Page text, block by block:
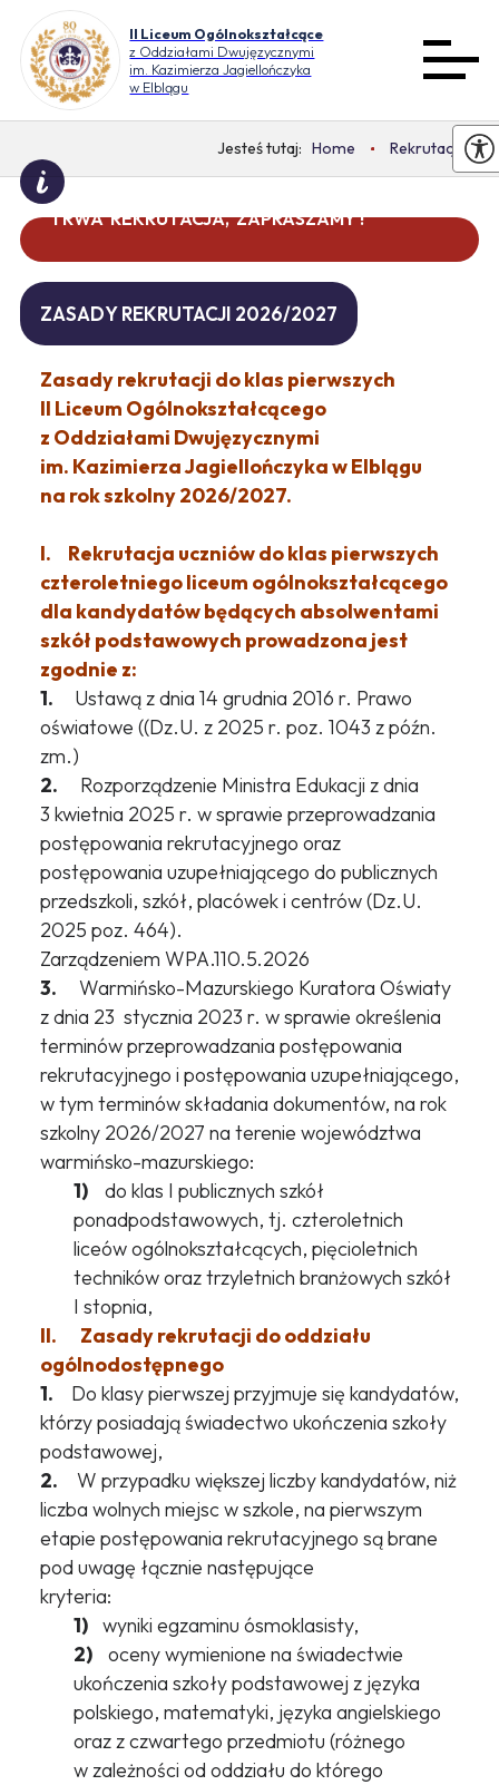
II Liceum Ogólnokształcące
z Oddziałami Dwujęzycznymi
im. Kazimierza Jagiellończyka
w Elblągu
Home Rekrutacja
TRWA REKRUTACJA, ZAPRASZAMY !
DO WAKACJI ZOSTAŁO 0 DNI
ZASADY REKRUTACJI 2026/2027
Zasady rekrutacji do klas pierwszych
II Liceum Ogólnokształcącego
z Oddziałami Dwujęzycznymi
im. Kazimierza Jagiellończyka w Elblągu
na rok szkolny 2026/2027.
I. Rekrutacja uczniów do klas pierwszych
czteroletniego liceum ogólnokształcącego
dla kandydatów będących absolwentami
szkół podstawowych prowadzona jest
zgodnie z:
1.
Ustawą z dnia 14 grudnia 2016 r. Prawo
oświatowe ((Dz.U. z 2025 r. poz. 1043 z późn.
zm.)
2. Rozporządzenie Ministra Edukacji z dnia
3 kwietnia 2025 r. w sprawie przeprowadzania
postępowania rekrutacyjnego oraz
postępowania uzupełniającego do publicznych
przedszkoli, szkół, placówek i centrów (Dz.U.
2025 poz. 464).
Zarządzeniem WPA.110.5.2026
3. Warmińsko-Mazurskiego Kuratora Oświaty
z dnia 23 stycznia 2023 r. w sprawie określenia
terminów przeprowadzania postępowania
rekrutacyjnego i postępowania uzupełniającego,
w tym terminów składania dokumentów, na rok
szkolny 2026/2027 na terenie województwa
warmińsko-mazurskiego:
1)
do klas I publicznych szkół
ponadpodstawowych, tj. czteroletnich
liceów ogólnokształcących, pięcioletnich
techników oraz trzyletnich branżowych szkół
I stopnia,
II. Zasady rekrutacji do oddziału
ogólnodostępnego
1.
Do klasy pierwszej przyjmuje się kandydatów,
którzy posiadają świadectwo ukończenia szkoły
podstawowej,
2.
W przypadku większej liczby kandydatów, niż
liczba wolnych miejsc w szkole, na pierwszym
etapie postępowania rekrutacyjnego są brane
pod uwagę łącznie następujące
kryteria:
1) wyniki egzaminu ósmoklasisty,
2)
oceny wymienione na świadectwie
ukończenia szkoły podstawowej z języka
polskiego, matematyki, języka angielskiego
oraz z czwartego przedmiotu (różnego
w zależności od oddziału do którego